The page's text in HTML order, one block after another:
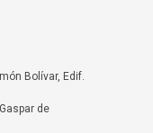
Bolívar, Edif.
de